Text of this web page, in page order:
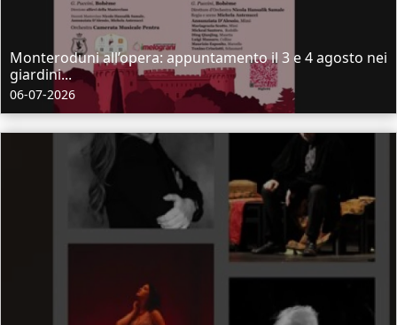
Monteroduni all’opera: appuntamento il 3 e 4 agosto nei
giardini...
06-07-2026